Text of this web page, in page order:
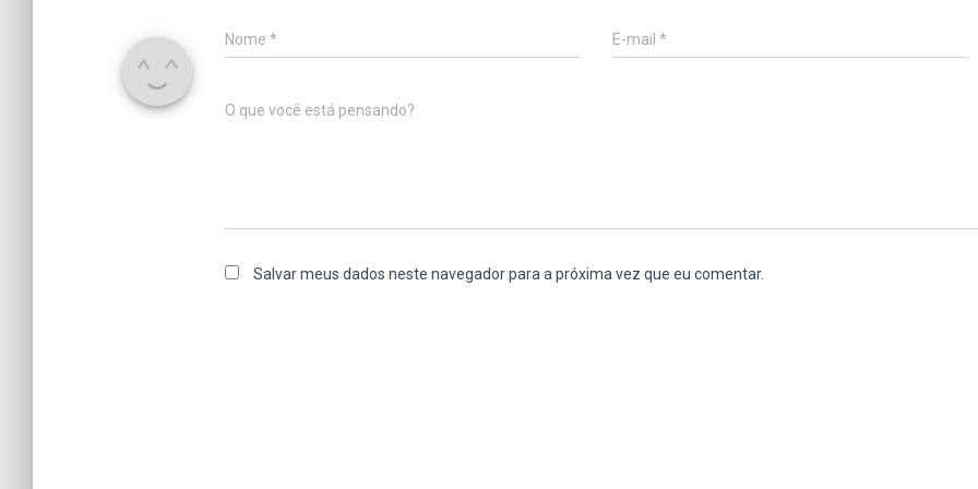
Nome * E-mail*
O que você está pensando?
Salvar meus dados neste navegador para a próxima vez que eu comentar.